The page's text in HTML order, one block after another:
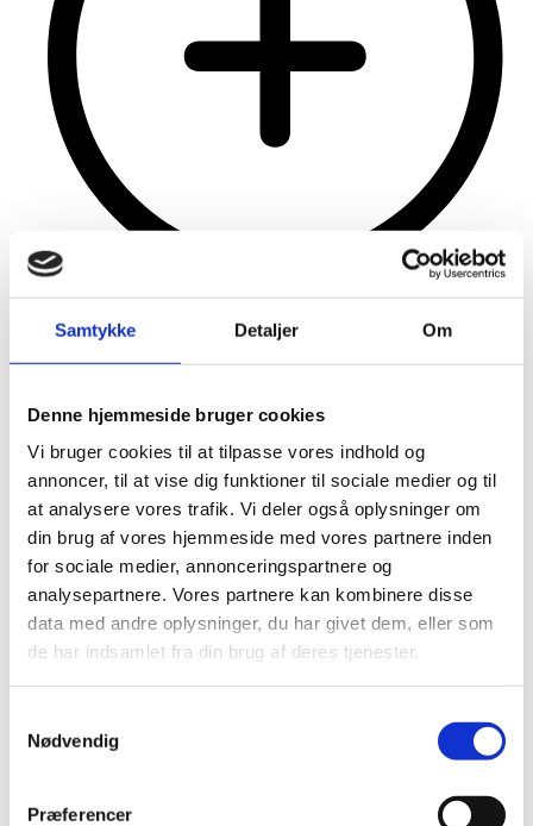
Samtykke Detaljer Om
Denne hjemmeside bruger cookies
Vi bruger cookies til at tilpasse vores indhold og
annoncer, til at vise dig funktioner til sociale medier og til
at analysere vores trafik. Vi deler også oplysninger om
din brug af vores hjemmeside med vores partnere inden
for sociale medier, annonceringspartnere og
analysepartnere. Vores partnere kan kombinere disse
data med andre oplysninger, du har givet dem, eller som
de har indsamlet fra din brug af deres tjenester.
Nødvendig
Præferencer
HFE Byg og Ejendomme